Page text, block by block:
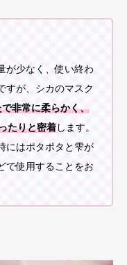
が少なく、使い終わ
すが、シカのマスク
非常に柔らかく、
たりと密着します。
にはポタポタと雫が
で使用することをお